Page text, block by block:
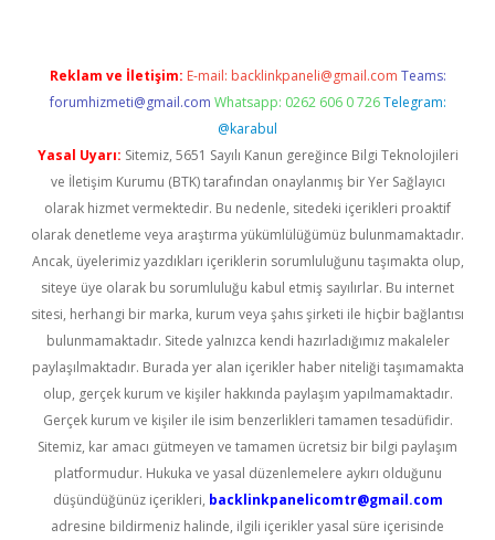
Reklam ve İletişim: E-mail: backlinkpaneli@gmail.com Teams:
forumhizmeti@gmail.com Whatsapp: 0262 606 0 726 Telegram:
@karabul
Yasal Uyarı: Sitemiz, 5651 Sayılı Kanun gereğince Bilgi Teknolojileri
ve İletişim Kurumu (BTK) tarafından onaylanmış bir Yer Sağlayıcı
olarak hizmet vermektedir. Bu nedenle, sitedeki içerikleri proaktif
olarak denetleme veya araştırma yükümlülüğümüz bulunmamaktadır.
Ancak, üyelerimiz yazdıkları içeriklerin sorumluluğunu taşımakta olup,
siteye üye olarak bu sorumluluğu kabul etmiş sayılırlar. Bu internet
sitesi, herhangi bir marka, kurum veya şahıs şirketi ile hiçbir bağlantısı
bulunmamaktadır. Sitede yalnızca kendi hazırladığımız makaleler
paylaşılmaktadır. Burada yer alan içerikler haber niteliği taşımamakta
olup, gerçek kurum ve kişiler hakkında paylaşım yapılmamaktadır.
Gerçek kurum ve kişiler ile isim benzerlikleri tamamen tesadüfidir.
Sitemiz, kar amacı gütmeyen ve tamamen ücretsiz bir bilgi paylaşım
platformudur. Hukuka ve yasal düzenlemelere aykırı olduğunu
düşündüğünüz içerikleri, backlinkpanelicomtr@gmail.com
adresine bildirmeniz halinde, ilgili içerikler yasal süre içerisinde